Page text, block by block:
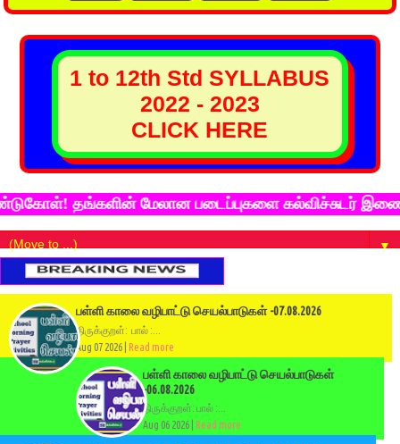
1 to 12th Std SYLLABUS
2022 - 2023
CLICK HERE
மேலான படைப்புகளை கல்விச்சுடர் இணைய
▼
பள்ளி காலை வழிபாட்டு செயல்பாடுகள் -07.08.2026
திருக்குறள்: பால் :...
Aug 07 2026 |
Read more
பள்ளி காலை வழிபாட்டு செயல்பாடுகள்
-06.08.2026
திருக்குறள்: பால் :...
Aug 06 2026 | Read more